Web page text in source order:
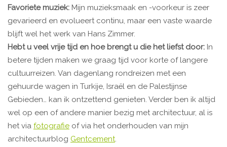
Favoriete muziek: Mijn muzieksmaak en -voorkeur is zeer
gevarieerd en evolueert continu, maar een vaste waarde
blijft wel het werk van Hans Zimmer.
Hebt u veel vrije tijd en hoe brengt u die het liefst door: In
betere tijden maken we graag tijd voor korte of langere
cultuurreizen. Van dagenlang rondreizen met een
gehuurde wagen in Turkije, Israël en de Palestijnse
Gebieden… kan ik ontzettend genieten. Verder ben ik altijd
wel op een of andere manier bezig met architectuur, al is
het via fotografie of via het onderhouden van mijn
architectuurblog Gentcement.